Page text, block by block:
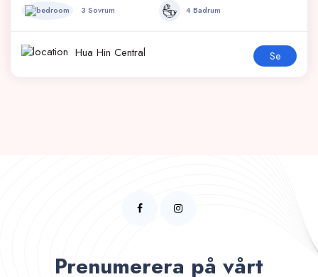
3 Sovrum 4 Badrum
Hua Hin Central Se
Prenumerera på vårt